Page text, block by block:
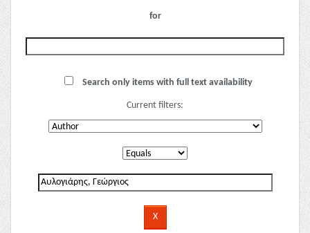
for
Search only items with full text availability
Current filters: